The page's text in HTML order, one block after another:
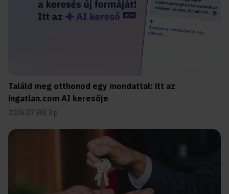
Találd meg otthonod egy mondattal: itt az
ingatlan.com AI keresője
2026.07.30 3 p